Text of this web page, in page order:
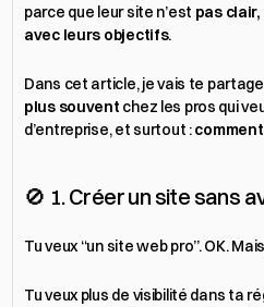
parce que leur site n’est pas
avec leurs objectifs.
Dans cet article, je vais te
plus souvent chez les pros qui
d’entreprise, et surtout :
🚫 1. Créer un site sans
Tu veux “un site web pro”. OK. Mais
Tu veux plus de visibilité dans ta